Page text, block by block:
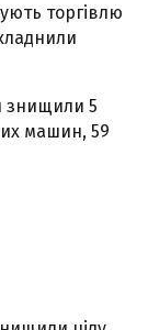
торгівлю
знищили 5
машин, 59